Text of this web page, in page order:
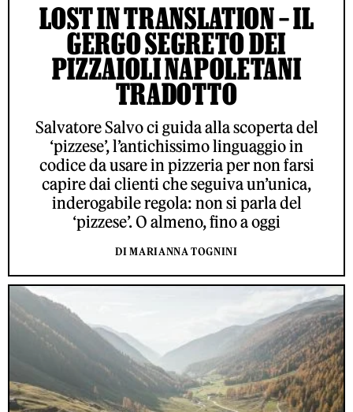
LOST IN TRANSLATION – IL
GERGO SEGRETO DEI
PIZZAIOLI NAPOLETANI
TRADOTTO
Salvatore Salvo ci guida alla scoperta del
‘pizzese’, l’antichissimo linguaggio in
codice da usare in pizzeria per non farsi
capire dai clienti che seguiva un’unica,
inderogabile regola: non si parla del
‘pizzese’. O almeno, fino a oggi
DI MARIANNA TOGNINI